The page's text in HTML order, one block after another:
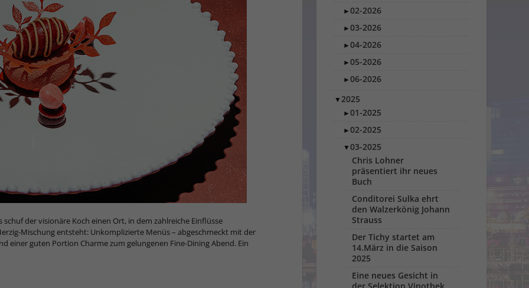
der visionäre Koch einen Ort, in dem zahlreiche Einflüsse
Mischung entsteht: Unkomplizierte Menüs – abgeschmeckt mit der
einer guten Portion Charme zum gelungenen Fine-Dining Abend. Ein
►02-2026
►03-2026
►04-2026
►05-2026
►06-2026
▼2025
►01-2025
►02-2025
▼03-2025
Chris Lohner
präsentiert ihr neues
Buch
Conditorei Sulka ehrt
den Walzerkönig Johann
Strauss
Der Tichy startet am
14.März in die Saison
2025
Eine neues Gesicht in